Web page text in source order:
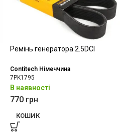
Ремінь генератора 2.5DCI
Contitech Німеччина
7PK1795
В наявності
770 грн
КОШИК